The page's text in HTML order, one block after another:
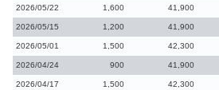
2026/05/22 1,600 41,900
2026/05/15 1,200 41,900
2026/05/01 1,500 42,300
2026/04/24 900 41,900
2026/04/17 1,500 42,300